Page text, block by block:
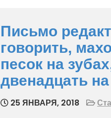
Письмо
говорить,
песок на
двенадцать
25 ЯНВАРЯ, 2018